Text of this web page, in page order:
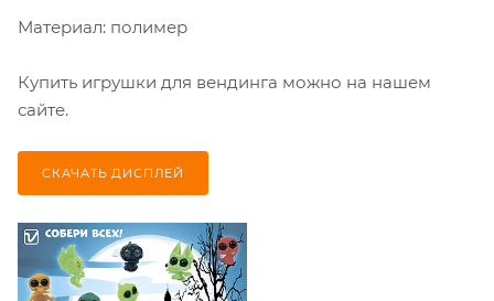
Материал: полимер
Купить игрушки для вендинга можно на нашем
сайте.
СКАЧАТЬ ДИСПЛЕЙ